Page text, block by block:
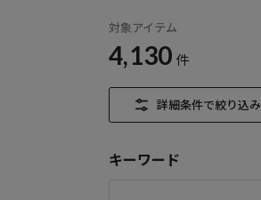
対象アイテム
4,130 件
詳細条件で絞り込み
キーワード